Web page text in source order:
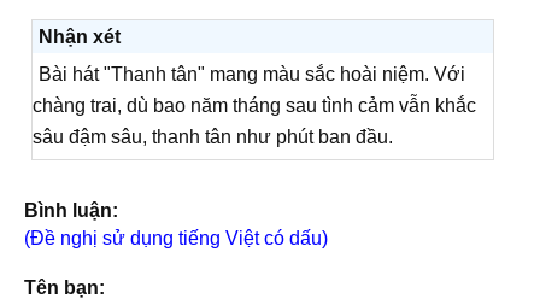
Nhận xét
Bài hát "Thanh tân" mang màu sắc hoài niệm. Với
chàng trai, dù bao năm tháng sau tình cảm vẫn khắc
sâu đậm sâu, thanh tân như phút ban đầu.
Bình luận:
(Đề nghị sử dụng tiếng Việt có dấu)
Tên bạn: